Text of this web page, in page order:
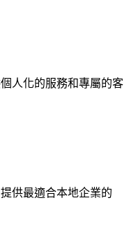
人化的服務和專屬的客
供最適合本地企業的